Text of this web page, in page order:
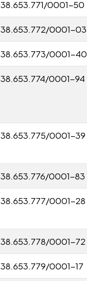
38.653.771/0001-50
38.653.772/0001-03
38.653.773/0001-40
38.653.774/0001-94
38.653.775/0001-39
38.653.776/0001-83
38.653.777/0001-28
38.653.778/0001-72
38.653.779/0001-17